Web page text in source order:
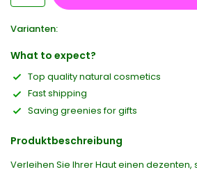
Varianten:
What to expect?
Top quality natural cosmetics
Fast shipping
Saving greenies for gifts
Produktbeschreibung
Verleihen Sie Ihrer Haut einen